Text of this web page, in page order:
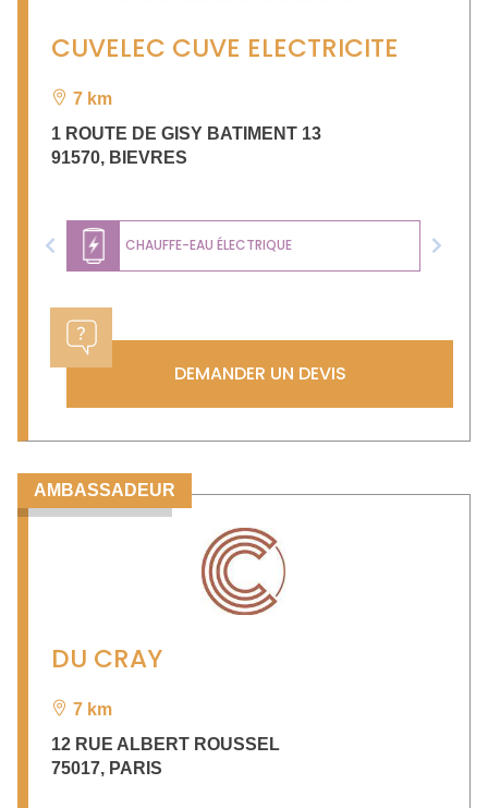
CUVELEC CUVE ELECTRICITE
7 km
1 ROUTE DE GISY BATIMENT 13
91570, BIEVRES
CHAUFFE-EAU ÉLECTRIQUE
Previous Next
DEMANDER UN DEVIS
AMBASSADEUR
DU CRAY
7 km
12 RUE ALBERT ROUSSEL
75017, PARIS